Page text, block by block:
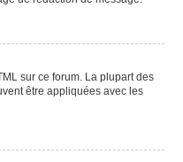
sur ce forum. La plupart des
être appliquées avec les